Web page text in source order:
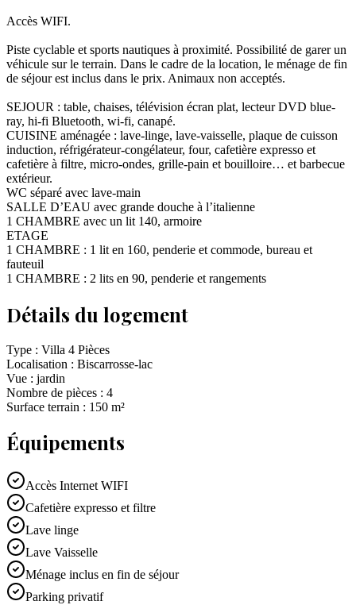
Accès WIFI.
Piste cyclable et sports nautiques à proximité. Possibilité de garer un
véhicule sur le terrain. Dans le cadre de la location, le ménage de fin
de séjour est inclus dans le prix. Animaux non acceptés.
SEJOUR : table, chaises, télévision écran plat, lecteur DVD blue-
ray, hi-fi Bluetooth, wi-fi, canapé.
CUISINE aménagée : lave-linge, lave-vaisselle, plaque de cuisson
induction, réfrigérateur-congélateur, four, cafetière expresso et
cafetière à filtre, micro-ondes, grille-pain et bouilloire… et barbecue
extérieur.
WC séparé avec lave-main
SALLE D’EAU avec grande douche à l’italienne
1 CHAMBRE avec un lit 140, armoire
ETAGE
1 CHAMBRE : 1 lit en 160, penderie et commode, bureau et
fauteuil
1 CHAMBRE : 2 lits en 90, penderie et rangements
Détails du logement
Type : Villa 4 Pièces
Localisation : Biscarrosse-lac
Vue : jardin
Nombre de pièces : 4
Surface terrain : 150 m²
Équipements
Accès Internet WIFI
Cafetière expresso et filtre
Lave linge
Lave Vaisselle
Ménage inclus en fin de séjour
Parking privatif